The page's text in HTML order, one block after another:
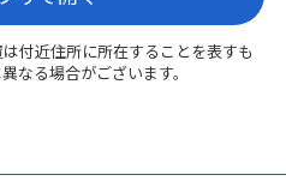
付近住所に所在することを表すも
なる場合がございます。